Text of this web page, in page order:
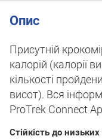
Опис
Присутній
калорій (калорії
кількості
висот). Вся
ProTrek Connect
Стійкість до